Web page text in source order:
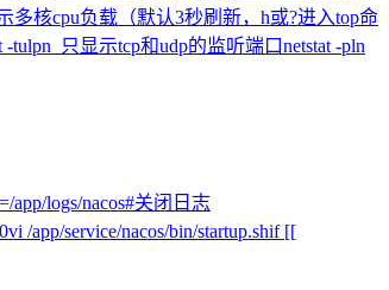
多核cpu负载（默认3秒刷新，h或?进入top命
tulpn 只显示tcp和udp的监听端口netstat -pln
app/logs/nacos#关闭日志
/app/service/nacos/bin/startup.shif [[